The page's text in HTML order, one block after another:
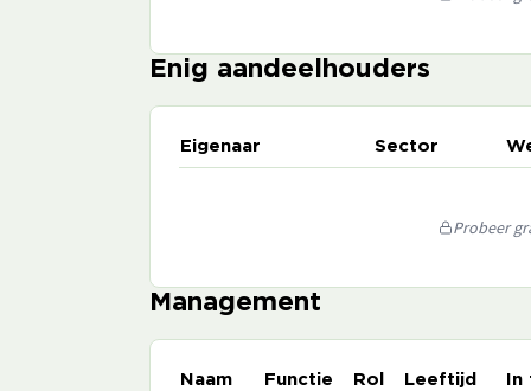
Enig aandeelhouders
Eigenaar Sector
Probeer
Management
Naam Functie Rol Leeftijd